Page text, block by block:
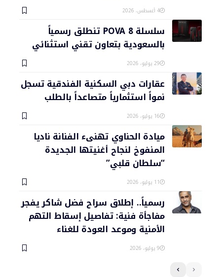
4 أغسطس، 2026
سلسلة POVA 8 تنطلق رسمياً
بالسعودية بتعاون تقني استثنائي
29 يوليو، 2026
عقارات دبي السكنية الفندقية تسجل
نمواً استثمارياً متصاعداً بالطلب
16 يوليو، 2026
ميادة الحناوي تهنىء الفنانة ناديا
المنفوخ لنجاح أغنيتها الجديدة
“سلطان قلبي”
11 يوليو، 2026
رسمياً.. إطلاق سراح فضل شاكر يفجر
مفاجأة فنية: تفاصيل إسقاط التهم
الأمنية وموعد العودة للغناء
9 يوليو، 2026